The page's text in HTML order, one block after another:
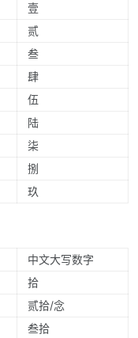
壹
贰
叁
肆
伍
陆
柒
捌
玖
中文大写数字
拾
贰拾/念
叁拾